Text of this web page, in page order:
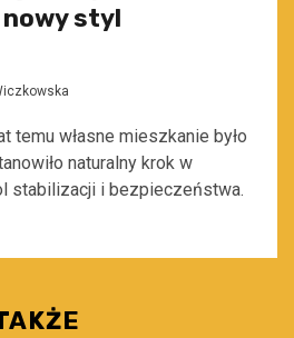
styl
temu własne mieszkanie było
naturalny krok w
stabilizacji i bezpieczeństwa.